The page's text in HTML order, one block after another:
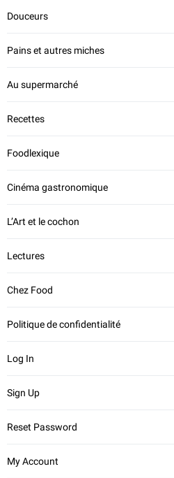
Douceurs
Pains et autres miches
Au supermarché
Recettes
Foodlexique
Cinéma gastronomique
L’Art et le cochon
Lectures
Chez Food
Politique de confidentialité
Log In
Sign Up
Reset Password
My Account